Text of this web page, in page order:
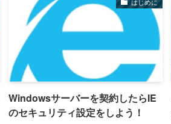
Windowsサーバーを契約したらIE
のセキュリティ設定をしよう！